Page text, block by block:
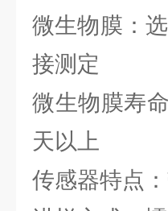
微生物膜：
接测定
微生物膜寿
天以上
传感器特点